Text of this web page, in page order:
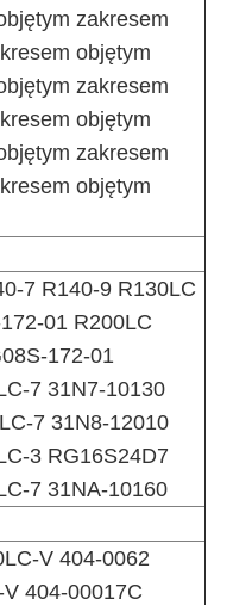
zakresem
objętym
zakresem
objętym
zakresem
objętym
7 R140-9 R130LC
01 R200LC
172-01
7 31N7-10130
7 31N8-12010
3 RG16S24D7
7 31NA-10160
V 404-0062
404-00017C